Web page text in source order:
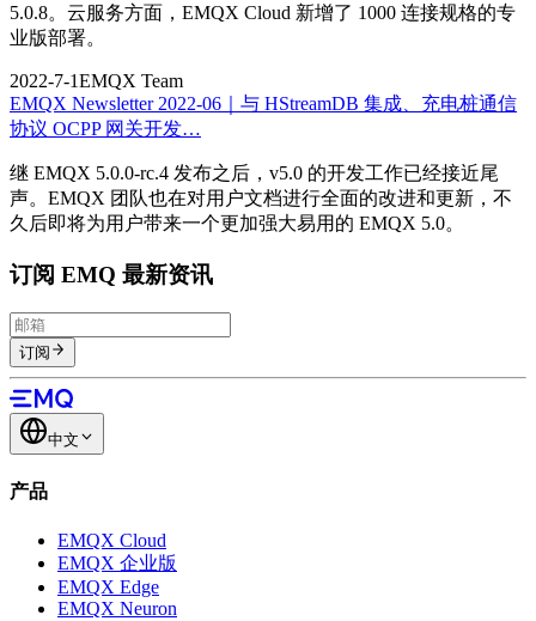
5.0.8。云服务方面，EMQX Cloud 新增了 1000 连接规格的专
业版部署。
2022-7-1EMQX Team
EMQX Newsletter 2022-06｜与 HStreamDB 集成、充电桩通信
协议 OCPP 网关开发…
继 EMQX 5.0.0-rc.4 发布之后，v5.0 的开发工作已经接近尾
声。EMQX 团队也在对用户文档进行全面的改进和更新，不
久后即将为用户带来一个更加强大易用的 EMQX 5.0。
订阅 EMQ 最新资讯
订阅
中文
产品
EMQX Cloud
EMQX 企业版
EMQX Edge
EMQX Neuron